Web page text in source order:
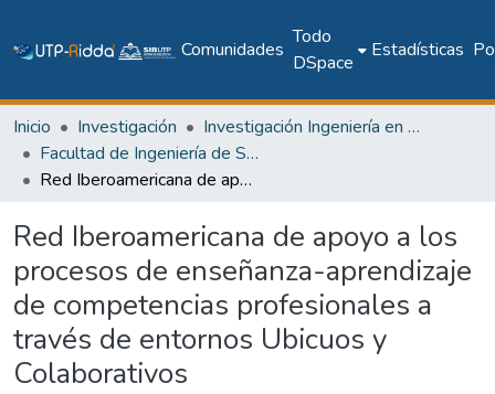
Comunidades
Todo
DSpace
Estadísticas
Inicio Investigación
Investigación Ingeniería en computación e informática
Facultad de Ingeniería de Sistemas Computacionales
Red Iberoamericana de apoyo a los procesos de enseñanza-aprendizaje de competencias profesionales a través de entornos Ubicuos y Colaborativos
Red Iberoamericana de apoyo a los
procesos de enseñanza-aprendizaje
de competencias profesionales a
través de entornos Ubicuos y
Colaborativos